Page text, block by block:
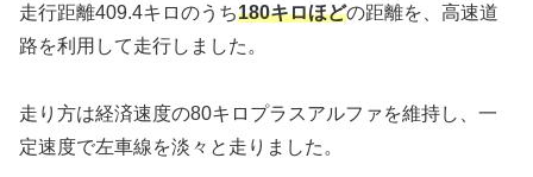
走行距離409.4キロのうち180キロほどの距離を、高速道
路を利用して走行しました。
走り方は経済速度の80キロプラスアルファを維持し、一
定速度で左車線を淡々と走りました。